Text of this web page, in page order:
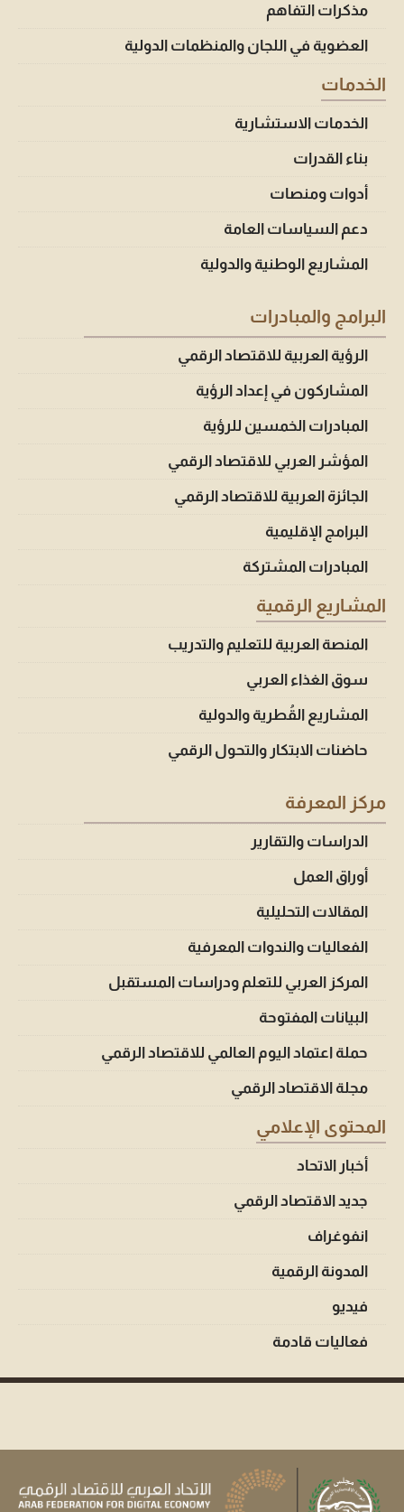
مذكرات التفاهم
العضوية في اللجان والمنظمات الدولية
الخدمات
الخدمات الاستشارية
بناء القدرات
أدوات ومنصات
دعم السياسات العامة
المشاريع الوطنية والدولية
البرامج والمبادرات
الرؤية العربية للاقتصاد الرقمي
المشاركون في إعداد الرؤية
المبادرات الخمسين للرؤية
المؤشر العربي للاقتصاد الرقمي
الجائزة العربية للاقتصاد الرقمي
البرامج الإقليمية
المبادرات المشتركة
المشاريع الرقمية
المنصة العربية للتعليم والتدريب
سوق الغذاء العربي
المشاريع القُطرية والدولية
حاضنات الابتكار والتحول الرقمي
مركز المعرفة
الدراسات والتقارير
أوراق العمل
المقالات التحليلية
الفعاليات والندوات المعرفية
المركز العربي للتعلم ودراسات المستقبل
البيانات المفتوحة
حملة اعتماد اليوم العالمي للاقتصاد الرقمي
مجلة الاقتصاد الرقمي
المحتوى الإعلامي
أخبار الاتحاد
جديد الاقتصاد الرقمي
انفوغراف
المدونة الرقمية
فيديو
فعاليات قادمة